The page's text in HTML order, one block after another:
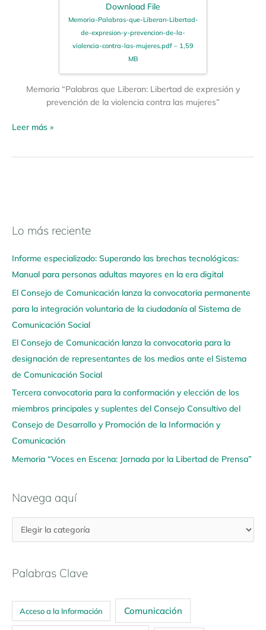
Download File
Memoria-Palabras-que-Liberan-Libertad-
de-expresion-y-prevencion-de-la-
violencia-contra-las-mujeres.pdf – 1,59
MB
Memoria “Palabras que Liberan: Libertad de expresión y
prevención de la violencia contra las mujeres”
Leer más »
Lo más reciente
Informe especializado: Superando las brechas tecnológicas:
Manual para personas adultas mayores en la era digital
El Consejo de Comunicación lanza la convocatoria permanente
para la integración voluntaria de la ciudadanía al Sistema de
Comunicación Social
El Consejo de Comunicación lanza la convocatoria para la
designación de representantes de los medios ante el Sistema
de Comunicación Social
Tercera convocatoria para la conformación y elección de los
miembros principales y suplentes del Consejo Consultivo del
Consejo de Desarrollo y Promoción de la Información y
Comunicación
Memoria “Voces en Escena: Jornada por la Libertad de Prensa”
Navega aquí
N
v
e
g
a
a
q
u
í
Palabras Clave
Acceso a la Información Comunicación